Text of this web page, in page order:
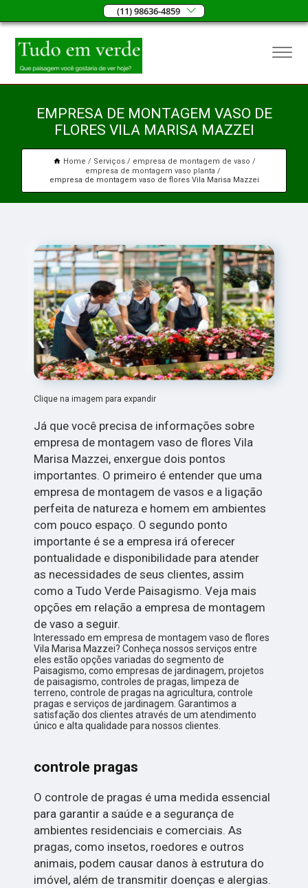
(11) 98636-4859
EMPRESA DE MONTAGEM VASO DE
FLORES VILA MARISA MAZZEI
Home Serviços
empresa de montagem de vaso
empresa de montagem vaso planta
empresa de montagem vaso de flores Vila Marisa Mazzei
Clique na imagem para expandir
Já que você precisa de informações sobre
empresa de montagem vaso de flores Vila
Marisa Mazzei, enxergue dois pontos
importantes. O primeiro é entender que uma
empresa de montagem de vasos e a ligação
perfeita de natureza e homem em ambientes
com pouco espaço. O segundo ponto
importante é se a empresa irá oferecer
pontualidade e disponibilidade para atender
as necessidades de seus clientes, assim
como a Tudo Verde Paisagismo. Veja mais
opções em relação a empresa de montagem
de vaso a seguir.
Interessado em empresa de montagem vaso de flores
Vila Marisa Mazzei? Conheça nossos serviços entre
eles estão opções variadas do segmento de
Paisagismo, como empresas de jardinagem, projetos
de paisagismo, controles de pragas, limpeza de
terreno, controle de pragas na agricultura, controle
pragas e serviços de jardinagem. Garantimos a
satisfação dos clientes através de um atendimento
único e alta qualidade para nossos clientes.
controle pragas
O controle de pragas é uma medida essencial
para garantir a saúde e a segurança de
ambientes residenciais e comerciais. As
pragas, como insetos, roedores e outros
animais, podem causar danos à estrutura do
imóvel, além de transmitir doenças e alergias.